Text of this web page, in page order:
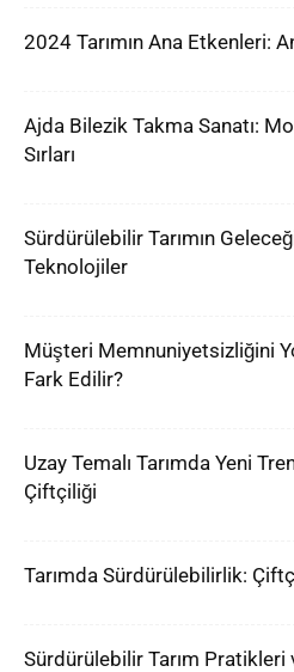
2024 Tarımın Ana Etkenleri:
Ajda Bilezik Takma Sanatı:
Sırları
Sürdürülebilir Tarımın
Teknolojiler
Müşteri Memnuniyetsizliğini
Fark Edilir?
Uzay Temalı Tarımda Yeni
Çiftçiliği
Tarımda Sürdürülebilirlik:
Sürdürülebilir Tarım